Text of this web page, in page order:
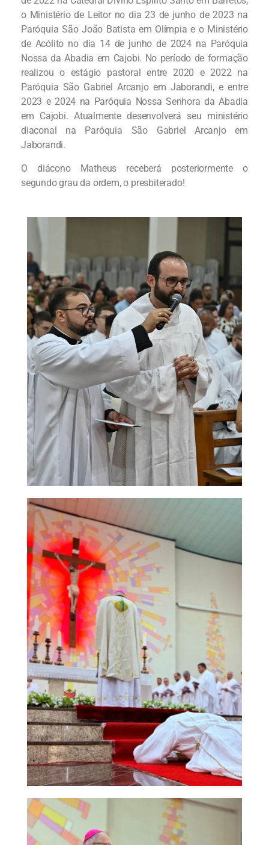
o Ministério de Leitor no dia 23 de junho de 2023 na
Paróquia São João Batista em Olímpia e o Ministério
de Acólito no dia 14 de junho de 2024 na Paróquia
Nossa da Abadia em Cajobi. No período de formação
realizou o estágio pastoral entre 2020 e 2022 na
Paróquia São Gabriel Arcanjo em Jaborandi, e entre
2023 e 2024 na Paróquia Nossa Senhora da Abadia
em Cajobi. Atualmente desenvolverá seu ministério
diaconal na Paróquia São Gabriel Arcanjo em
Jaborandi.
O diácono Matheus receberá posteriormente o
segundo grau da ordem, o presbiterado!